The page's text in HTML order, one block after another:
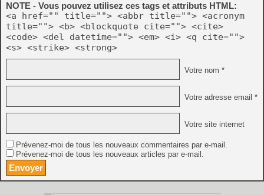
NOTE - Vous pouvez utilisez ces tags et attributs HTML:
<a href="" title=""> <abbr title=""> <acronym
title=""> <b> <blockquote cite=""> <cite>
<code> <del datetime=""> <em> <i> <q cite="">
<s> <strike> <strong>
Votre nom *
Votre adresse email *
Votre site internet
Prévenez-moi de tous les nouveaux commentaires par e-mail.
Prévenez-moi de tous les nouveaux articles par e-mail.